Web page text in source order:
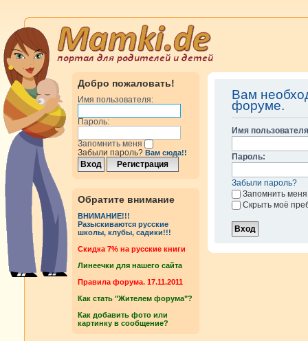
Добро пожаловать!
Имя пользователя:
Пароль:
Запомнить меня
Забыли пароль? Вам сюда!!
Обратите внимание
ВНИМАНИЕ!!!
Разыскиваются русские
школы, клубы, садики!!!
Cкидка 7% на русские книги
Линеечки для нашего сайта
Правила форума. 17.11.2011
Как стать "Жителем форума"?
Как добавить фото или
картинку в сообщение?
Вам
форуме.
Имя
Пароль:
Забыли пароль?
Запомнить меня
Скрыть моё